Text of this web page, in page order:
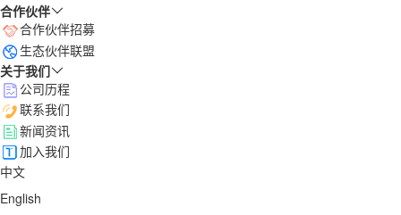
合作伙伴
合作伙伴招募
生态伙伴联盟
关于我们
公司历程
联系我们
新闻资讯
加入我们
中文
English